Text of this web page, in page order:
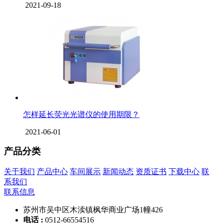
2021-09-18
怎样延长荧光光谱仪的使用期限？
2021-06-01
产品分类
关于我们 产品中心 车间展示 新闻动态 资质证书 下载中心 联
系我们
联系信息
苏州市吴中区木渎镇枫华商业广场1幢426
电话 : 0512-66554516